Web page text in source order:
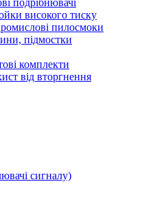
подрібнювачі
високого тиску
пилосмоки
підмостки
комплекти
від вторгнення
сигналу)